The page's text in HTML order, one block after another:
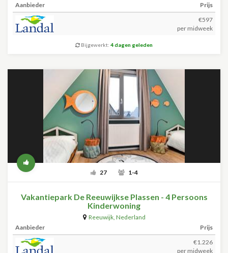
Aanbieder
Prijs
€597
per midweek
Bijgewerkt: 4 dagen geleden
27 1-4
Vakantiepark De Reeuwijkse Plassen - 4 Persoons
Kinderwoning
Reeuwijk, Nederland
Aanbieder
Prijs
€1.226
per midweek